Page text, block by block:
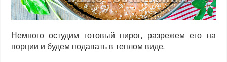
Немного остудим готовый пирог, разрежем его на
порции и будем подавать в теплом виде.